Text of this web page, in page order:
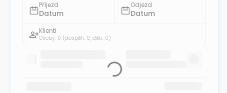
Příjezd
Datum
Odjezd
Datum
Klienti
Osoby: 0 (dospělí: 0, děti: 0)